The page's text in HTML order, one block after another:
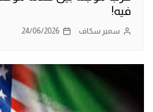
فيه!
سمير سكاف 24/06/2026